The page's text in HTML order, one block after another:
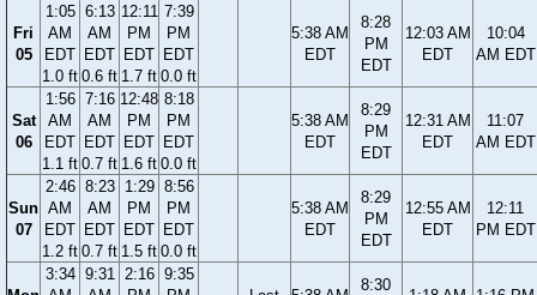
Fri
05
1:05
AM
EDT
1.0 ft
6:13
AM
EDT
0.6 ft
12:11
PM
EDT
1.7 ft
7:39
PM
EDT
0.0 ft
5:38 AM
EDT
8:28
PM
EDT
12:03 AM
EDT
10:04
AM EDT
Sat
06
1:56
AM
EDT
1.1 ft
7:16
AM
EDT
0.7 ft
12:48
PM
EDT
1.6 ft
8:18
PM
EDT
0.0 ft
5:38 AM
EDT
8:29
PM
EDT
12:31 AM
EDT
11:07
AM EDT
Sun
07
2:46
AM
EDT
1.2 ft
8:23
AM
EDT
0.7 ft
1:29
PM
EDT
1.5 ft
8:56
PM
EDT
0.0 ft
5:38 AM
EDT
8:29
PM
EDT
12:55 AM
EDT
12:11
PM EDT
3:34 9:31
2:16 9:35
8:30